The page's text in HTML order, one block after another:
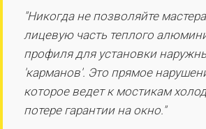
"Никогда не позволяйте
лицевую часть теплого
профиля для установки
'карманов'. Это прямое
которое ведет к мостикам
потере гарантии на окно."